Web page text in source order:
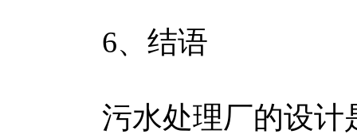
6、结语
污水处理厂的设计